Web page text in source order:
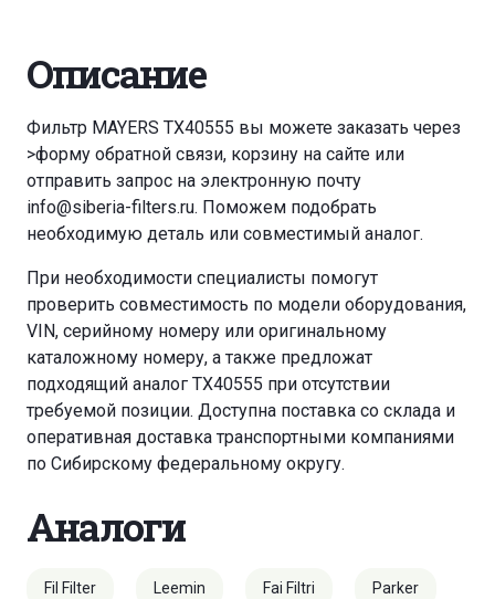
Описание
Фильтр MAYERS TX40555 вы можете заказать через
>форму обратной связи, корзину на сайте или
отправить запрос на электронную почту
info@siberia-filters.ru. Поможем подобрать
необходимую деталь или совместимый аналог.
При необходимости специалисты помогут
проверить совместимость по модели оборудования,
VIN, серийному номеру или оригинальному
каталожному номеру, а также предложат
подходящий аналог TX40555 при отсутствии
требуемой позиции. Доступна поставка со склада и
оперативная доставка транспортными компаниями
по Сибирскому федеральному округу.
Аналоги
Fil Filter Leemin Fai Filtri Parker